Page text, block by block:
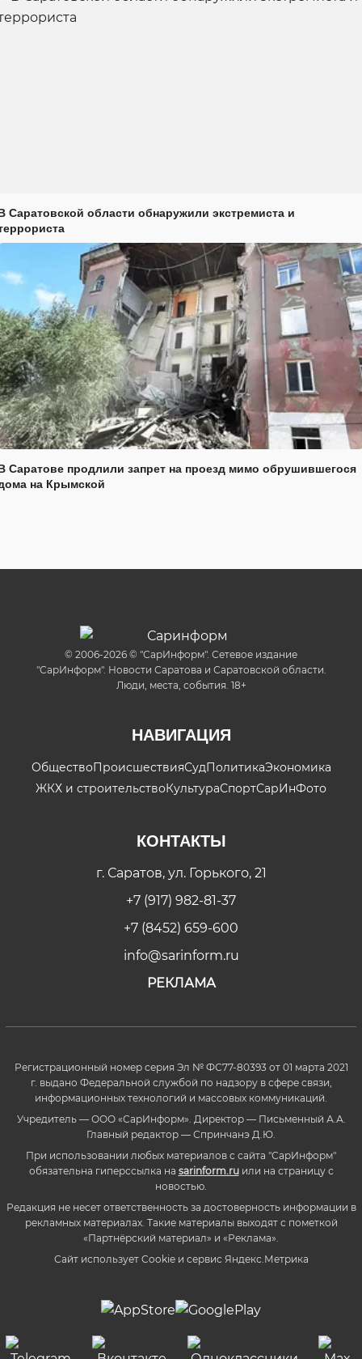
Саратовской области обнаружили экстремиста и
Саратове продлили запрет на проезд мимо обрушившегося
на Крымской
© 2006-2026 © "СарИнформ". Сетевое издание
"СарИнформ". Новости Саратова и Саратовской области.
Люди, места, события. 18+
НАВИГАЦИЯ
ОбществоПроисшествияСудПолитикаЭкономика
ЖКХ и строительствоКультураСпортСарИнФото
КОНТАКТЫ
г. Саратов, ул. Горького, 21
+7 (917) 982-81-37
+7 (8452) 659-600
info@sarinform.ru
РЕКЛАМА
Регистрационный номер серия Эл № ФС77-80393 от 01 марта 2021
г. выдано Федеральной службой по надзору в сфере связи,
информационных технологий и массовых коммуникаций.
Учредитель — ООО «СарИнформ». Директор — Письменный А.А.
Главный редактор — Спринчанэ Д.Ю.
При использовании любых материалов с сайта "СарИнформ"
обязательна гиперссылка на sarinform.ruили на страницу с
новостью.
Редакция не несет ответственность за достоверность информации в
рекламных материалах. Такие материалы выходят с пометкой
«Партнёрский материал» и «Реклама».
Сайт использует Cookie и сервиc Яндекс.Метрика